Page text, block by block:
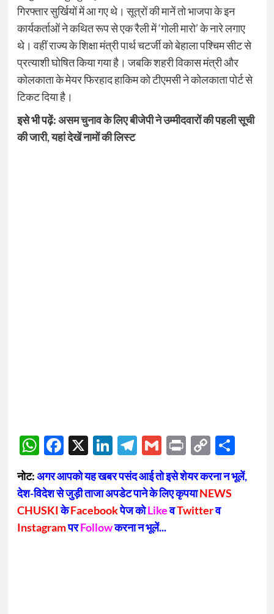
गिरफ्तार सुर्खियों में आ गए थे। सूत्रों की मानें तो भाजपा के इन
कार्यकर्ताओं ने कथित रूप से एक रैली में ‘गोली मारो’ के नारे लगाए
थे। वहीं राज्य के शिक्षा मंत्री पार्थ चटर्जी को बेहाला पश्चिम सीट से
प्रत्याशी घोषित किया गया है। जबकि शहरी विकास मंत्री और
कोलकाता के मेयर फिरहाद हाकिम को टीएमसी ने कोलकाता पोर्ट से
टिकट दिया है।
इसे भी पढ़ें:असम चुनाव के लिए बीजेपी ने उम्मीदवारों की पहली सूची
की जारी, यहां देखें नामों की लिस्ट
WhatsApp
Facebook
X LinkedIn
Telegram
Gmail
Print
Copy
Link
नोट:अगर आपको यह खबर पसंद आई तो इसे शेयर करना न भूलें,
देश-विदेश से जुड़ी ताजा अपडेट पाने के लिए कृपयाNEWS
CHUSKIकेFacebookपेज कोLikeवTwitterव
InstagramपरFollowकरना न भूलें...